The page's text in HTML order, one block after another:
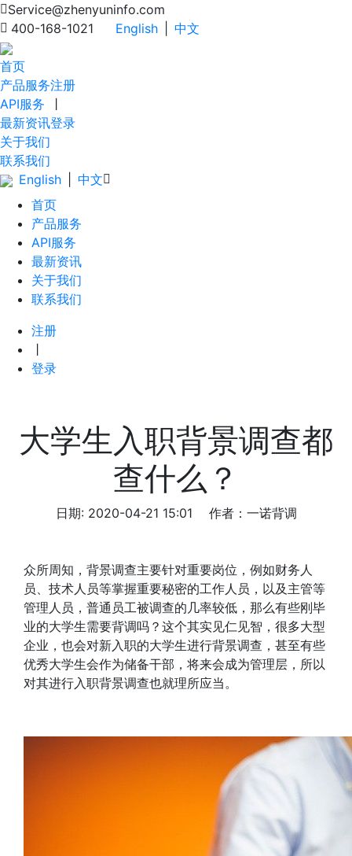
Service@zhenyuninfo.com
400-168-1021
English 中文
首页
产品服务
API服务
最新资讯
关于我们
联系我们
注册
登录
English
中文
首页
产品服务
API服务
最新资讯
关于我们
联系我们
注册
登录
大学生入职背景调查都
查什么？
日期: 2020-04-21 15:01 作者：一诺背调
众所周知，背景调查主要针对重要岗位，例如财务人
员、技术人员等掌握重要秘密的工作人员，以及主管等
管理人员，普通员工被调查的几率较低，那么有些刚毕
业的大学生需要背调吗？这个其实见仁见智，很多大型
企业，也会对新入职的大学生进行背景调查，甚至有些
优秀大学生会作为储备干部，将来会成为管理层，所以
对其进行入职背景调查也就理所应当。